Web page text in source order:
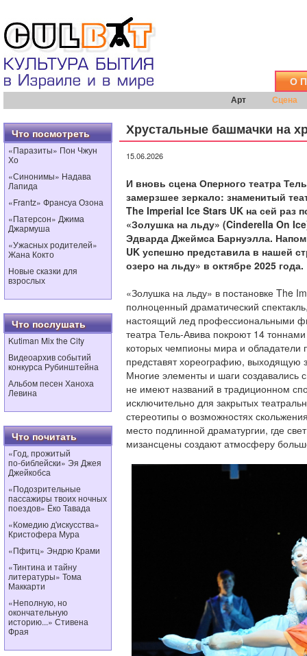
О
Арт Сцена
Что посмотреть
«Паразиты» Пон Чжун
Хо
«Синонимы» Надава
Лапида
«Frantz» Франсуа Озона
«Патерсон» Джима
Джармуша
«Ужасных родителей»
Жана Кокто
Новые сказки для
взрослых
Что послушать
Kutiman Mix the City
Видеоархив событий
конкурса Рубинштейна
Альбом песен Ханоха
Левина
Что почитать
«Год, прожитый
по‑библейски» Эя Джея
Джейкобса
«Подозрительные
пассажиры твоих ночных
поездов» Ёко Тавада
«Комедию д'искусства»
Кристофера Мура
«Пфитц» Эндрю Крами
«Тинтина и тайну
литературы» Тома
Маккарти
«Неполную, но
окончательную
историю...» Стивена
Фрая
Хрустальные башмачки на
15.06.2026
И вновь сцена Оперного театра
замерзшее зеркало: знаменитый
The Imperial Ice Stars UK на сей раз
«Золушка на льду» (Cinderella On
Эдварда Джеймса Барнуэлла.
UK успешно представила в нашей
озеро на льду» в октябре 2025 года.
«Золушка на льду» в постановке The
полноценный драматический
настоящий лед профессиональными
театра Тель-Авива покроют 14
которых чемпионы мира и обладатели
представят хореографию, выходящую
Многие элементы и шаги создавались
не имеют названий в традиционном
исключительно для закрытых
стереотипы о возможностях
место подлинной драматургии, где
мизансцены создают атмосферу